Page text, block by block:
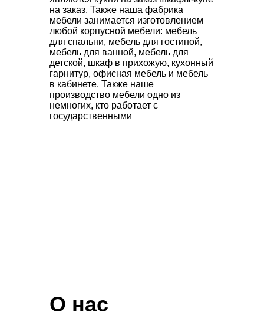
на заказ. Также наша фабрика
мебели занимается изготовлением
любой корпусной мебели: мебель
для спальни, мебель для гостиной,
мебель для ванной, мебель для
детской, шкаф в прихожую, кухонный
гарнитур, офисная мебель и мебель
в кабинете. Также наше
производство мебели одно из
немногих, кто работает с
государственными
О нас